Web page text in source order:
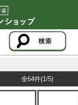
全64件(1/5)